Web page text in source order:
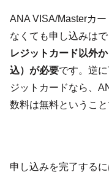
ANA VISA/Masterカ
なくても申し込みはで
レジットカード以外
込）が必要です。逆
ジットカードなら、
数料は無料ということ
申し込みを完了する